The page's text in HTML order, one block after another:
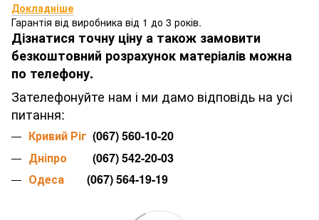
Докладніше
Гарантія від виробника від 1 до 3 років.
Дізнатися точну ціну а також замовити
безкоштовний розрахунок матеріалів можна
по телефону.
Зателефонуйте нам і ми дамо відповідь на усі
питання:
Кривий Ріг (067) 560-10-20
Дніпро (067) 542-20-03
Одеса (067) 564-19-19